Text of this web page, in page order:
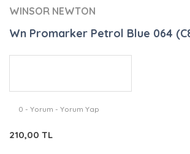
WINSOR NEWTON
Wn Promarker Petrol Blue 064
0 - Yorum - Yorum Yap
210,00 TL